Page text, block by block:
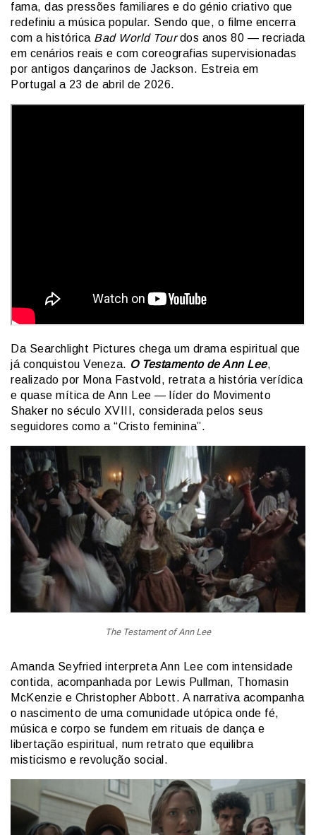
fama, das pressões familiares e do génio criativo que
redefiniu a música popular. Sendo que, o filme encerra
com a histórica Bad World Tourdos anos 80 — recriada
em cenários reais e com coreografias supervisionadas
por antigos dançarinos de Jackson. Estreia em
Portugal a 23 de abril de 2026.
Da Searchlight Pictures chega um drama espiritual que
já conquistou Veneza. O Testamento de Ann Lee,
realizado por Mona Fastvold, retrata a história verídica
e quase mítica de Ann Lee — líder do Movimento
Shaker no século XVIII, considerada pelos seus
seguidores como a “Cristo feminina”.
The Testament of Ann Lee
Amanda Seyfried interpreta Ann Lee com intensidade
contida, acompanhada por Lewis Pullman, Thomasin
McKenzie e Christopher Abbott. A narrativa acompanha
o nascimento de uma comunidade utópica onde fé,
música e corpo se fundem em rituais de dança e
libertação espiritual, num retrato que equilibra
misticismo e revolução social.